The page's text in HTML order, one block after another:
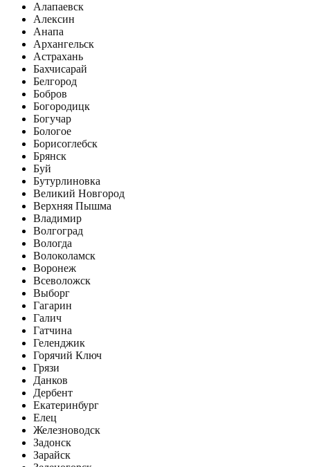
Алапаевск
Алексин
Анапа
Архангельск
Астрахань
Бахчисарай
Белгород
Бобров
Богородицк
Богучар
Бологое
Борисоглебск
Брянск
Буй
Бутурлиновка
Великий Новгород
Верхняя Пышма
Владимир
Волгоград
Вологда
Волоколамск
Воронеж
Всеволожск
Выборг
Гагарин
Галич
Гатчина
Геленджик
Горячий Ключ
Грязи
Данков
Дербент
Екатеринбург
Елец
Железноводск
Задонск
Зарайск